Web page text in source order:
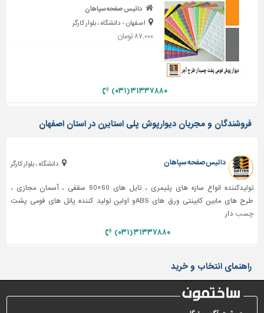
نرده
و
حفاظ
دیوارپوش،
کفپوش
و
بهداشتی
و
ماشین
آلات
برقی،روشنایی،ایمنی
نما
ساخت
و
ساز
داتیس صفحه سپاهان
اصفهان - دانشگاه ، بلوار کارگر
۸۷,۰۰۰ تومان
۳۱۳۳۷۸۸۰ (۰۳۱)
فروشندگان و مجریان دیوارپوش پلی استایرن در استان اصفهان
دانشگاه ، بلوار کارگر داتیس صفحه سپاهان
تولیدکننده انواع سازه های پلیمری ، تایل های 60×60 سقفی ، آسمان مجازی ،
طرح های مابین کابینتی ورق های ABSو اولین تولید کننده پانل های فومی پشت
چسب دار
۳۱۳۳۷۸۸۰ (۰۳۱)
راهنمای انتخاب و خرید